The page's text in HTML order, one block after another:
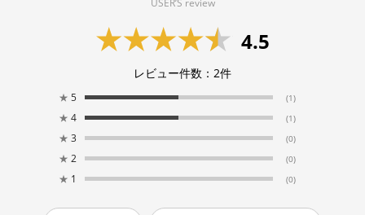
4.5
レビュー件数： 2件
★ 5 (1)
★ 4 (1)
★ 3 (0)
★ 2 (0)
★ 1 (0)